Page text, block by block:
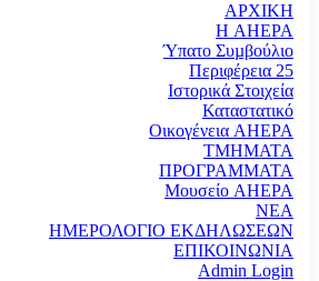
ΑΡΧΙΚΗ
Η AHEPA
Ύπατο Συµβούλιο
Περιφέρεια 25
Ιστορικά Στοιχεία
Καταστατικό
Οικογένεια AHEPA
ΤΜΗΜΑΤΑ
ΠΡΟΓΡΑΜΜΑΤΑ
Μουσείο AHEPA
ΝΕΑ
ΗΜΕΡΟΛΟΓΙΟ ΕΚΔΗΛΩΣΕΩΝ
ΕΠΙΚΟΙΝΩΝΙΑ
Admin Login